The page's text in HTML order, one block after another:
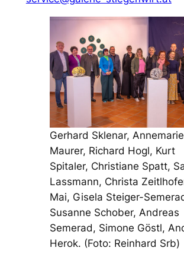
Gerhard Sklenar, Annemarie
Maurer, Richard Hogl, Kurt
Spitaler, Christiane Spatt,
Lassmann, Christa
Mai, Gisela Steiger-
Susanne Schober, Andreas
Semerad, Simone Göstl,
Herok. (Foto: Reinhard Srb)